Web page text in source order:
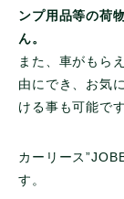
ンプ用品等の荷
ん。
また、車がもら
由にでき、お気
ける事も可能です
カーリース
す。